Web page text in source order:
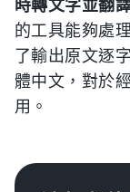
時轉文字並翻
的工具能夠處
了輸出原文逐
體中文，對於
用。